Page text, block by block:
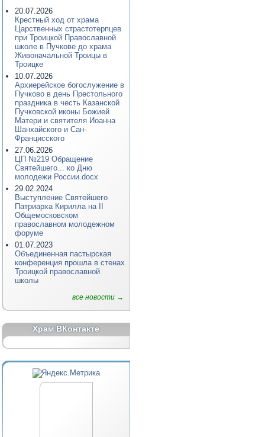
20.07.2026
Крестный ход от храма
Царственных страстотерпцев
при Троицкой Православной
школе в Пучкове до храма
Живоначальной Троицы в
Троицке
10.07.2026
Архиерейское богослужение в
Пучково в день Престольного
праздника в честь Казанской
Пучковской иконы Божией
Матери и святителя Иоанна
Шанхайского и Сан-
Францисского
27.06.2026
ЦП №219 Обращение
Святейшего... ко Дню
молодежи России.docx
29.02.2024
Выступление Святейшего
Патриарха Кирилла на II
Общемосковском
православном молодежном
форуме
01.07.2023
Объединенная пастырская
конференция прошла в стенах
Троицкой православной
школы
все новости →
Храм ВКонтакте